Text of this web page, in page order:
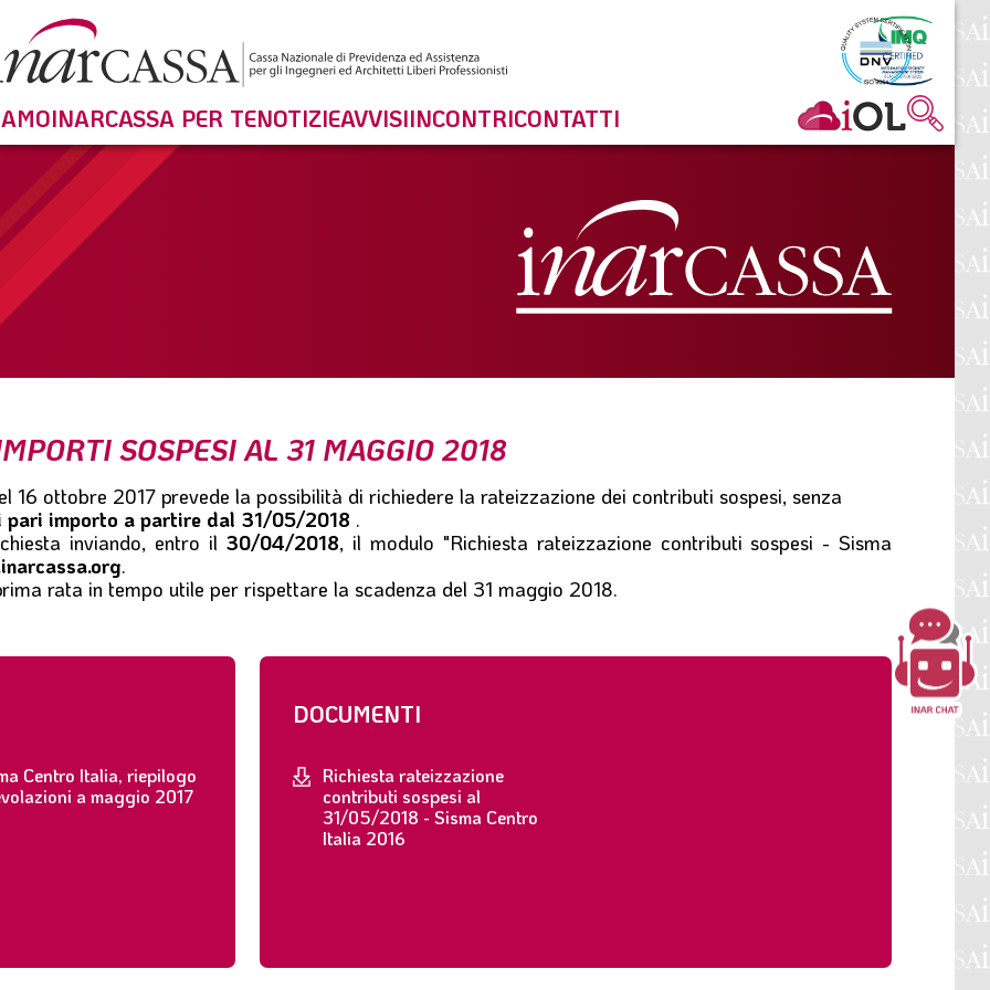
INARCASSA PER TENOTIZIEAVVISIINCONTRICONTATTI
SOSPESI AL 31 MAGGIO 2018
16 ottobre 2017 prevede la possibilità di richiedere la rateizzazione dei contributi sospesi, senza
pari importo a partire dal 31/05/2018 .
inviando, entro il 30/04/2018, il modulo "Richiesta rateizzazione contributi sospesi - Sisma
.
rata in tempo utile per rispettare la scadenza del 31 maggio 2018.
Centro Italia, riepilogo
a maggio 2017
DOCUMENTI
Richiesta rateizzazione
contributi sospesi al
31/05/2018 - Sisma Centro
Italia 2016